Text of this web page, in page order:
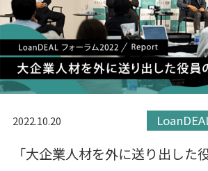
2022.10.20
「大企業人材を外に送り出した